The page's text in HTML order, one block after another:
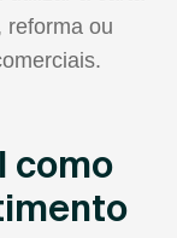
reforma ou
como